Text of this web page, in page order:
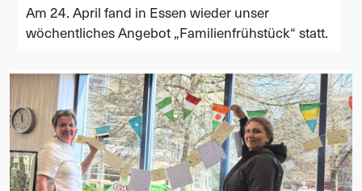
Am 24. April fand in Essen wieder unser
wöchentliches Angebot „Familienfrühstück“ statt.